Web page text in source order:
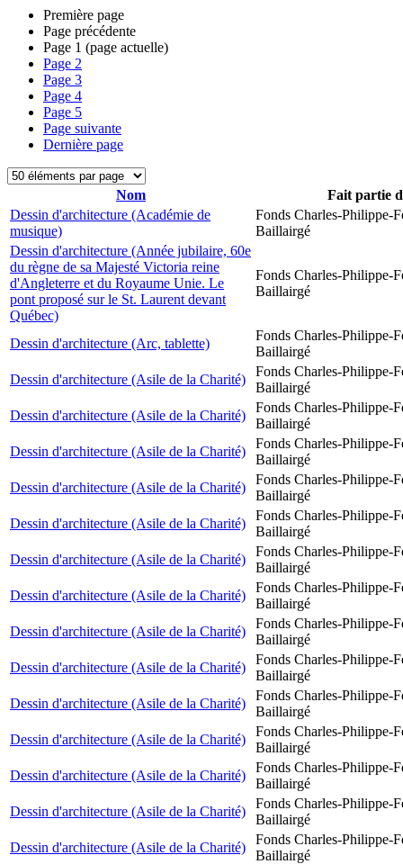
Première page
Page précédente
Page 1 (page actuelle)
Page 2
Page 3
Page 4
Page 5
Page suivante
Dernière page
Nom
Fait partie
Dessin d'architecture (Académie de
musique)
Fonds Charles-Philippe-
Baillairgé
Dessin d'architecture (Année jubilaire, 60e
du règne de sa Majesté Victoria reine
d'Angleterre et du Royaume Unie. Le
pont proposé sur le St. Laurent devant
Québec)
Fonds Charles-Philippe-
Baillairgé
Dessin d'architecture (Arc, tablette)
Fonds Charles-Philippe-
Baillairgé
Dessin d'architecture (Asile de la Charité)
Fonds Charles-Philippe-
Baillairgé
Dessin d'architecture (Asile de la Charité)
Fonds Charles-Philippe-
Baillairgé
Dessin d'architecture (Asile de la Charité)
Fonds Charles-Philippe-
Baillairgé
Dessin d'architecture (Asile de la Charité)
Fonds Charles-Philippe-
Baillairgé
Dessin d'architecture (Asile de la Charité)
Fonds Charles-Philippe-
Baillairgé
Dessin d'architecture (Asile de la Charité)
Fonds Charles-Philippe-
Baillairgé
Dessin d'architecture (Asile de la Charité)
Fonds Charles-Philippe-
Baillairgé
Dessin d'architecture (Asile de la Charité)
Fonds Charles-Philippe-
Baillairgé
Dessin d'architecture (Asile de la Charité)
Fonds Charles-Philippe-
Baillairgé
Dessin d'architecture (Asile de la Charité)
Fonds Charles-Philippe-
Baillairgé
Dessin d'architecture (Asile de la Charité)
Fonds Charles-Philippe-
Baillairgé
Dessin d'architecture (Asile de la Charité)
Fonds Charles-Philippe-
Baillairgé
Dessin d'architecture (Asile de la Charité)
Fonds Charles-Philippe-
Baillairgé
Dessin d'architecture (Asile de la Charité)
Fonds Charles-Philippe-
Baillairgé